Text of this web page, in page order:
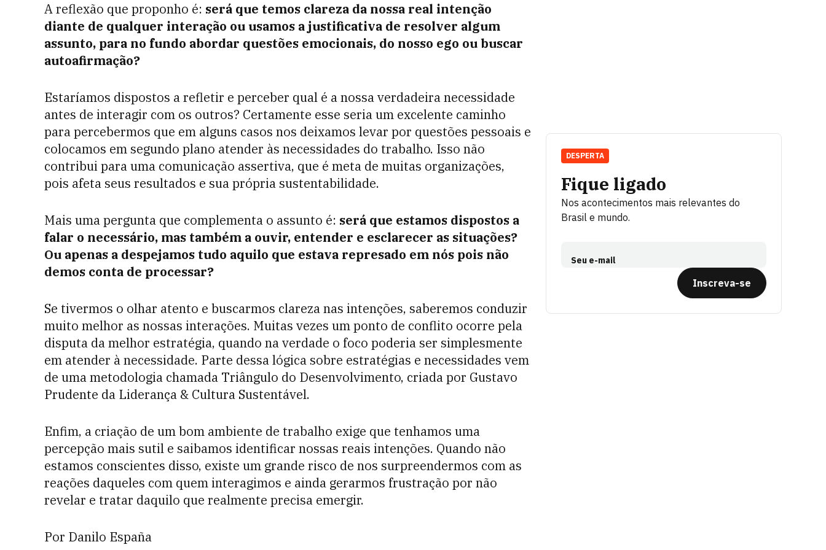
A reflexão que proponho é: será que temos clareza da nossa real intenção
diante de qualquer interação ou usamos a justificativa de resolver algum
assunto, para no fundo abordar questões emocionais, do nosso ego ou buscar
autoafirmação?
Estaríamos dispostos a refletir e perceber qual é a nossa verdadeira necessidade
antes de interagir com os outros? Certamente esse seria um excelente caminho
para percebermos que em alguns casos nos deixamos levar por questões pessoais e
colocamos em segundo plano atender às necessidades do trabalho. Isso não
contribui para uma comunicação assertiva, que é meta de muitas organizações,
pois afeta seus resultados e sua própria sustentabilidade.
Mais uma pergunta que complementa o assunto é: será que estamos dispostos a
falar o necessário, mas também a ouvir, entender e esclarecer as situações?
Ou apenas a despejamos tudo aquilo que estava represado em nós pois não
demos conta de processar?
Se tivermos o olhar atento e buscarmos clareza nas intenções, saberemos conduzir
muito melhor as nossas interações. Muitas vezes um ponto de conflito ocorre pela
disputa da melhor estratégia, quando na verdade o foco poderia ser simplesmente
em atender à necessidade. Parte dessa lógica sobre estratégias e necessidades vem
de uma metodologia chamada Triângulo do Desenvolvimento, criada por Gustavo
Prudente da Liderança & Cultura Sustentável.
Enfim, a criação de um bom ambiente de trabalho exige que tenhamos uma
percepção mais sutil e saibamos identificar nossas reais intenções. Quando não
estamos conscientes disso, existe um grande risco de nos surpreendermos com as
reações daqueles com quem interagimos e ainda gerarmos frustração por não
revelar e tratar daquilo que realmente precisa emergir.
Por Danilo España
Fique ligado
Nos acontecimentos mais relevantes do
Brasil e mundo.
Seu e-mail
Inscreva-se
DESPERTA